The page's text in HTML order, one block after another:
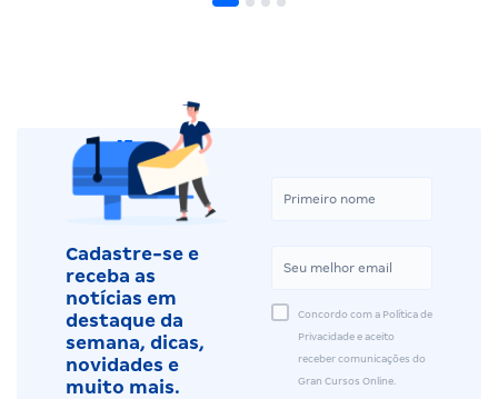
Cadastre-se e
receba as
notícias em
destaque da
semana, dicas,
novidades e
muito mais.
Concordo com a Política de
Privacidade e aceito
receber comunicações do
Gran Cursos Online.